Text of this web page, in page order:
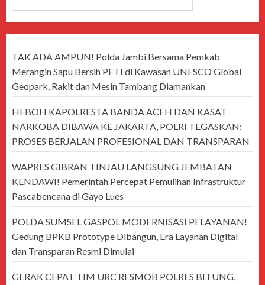
TAK ADA AMPUN! Polda Jambi Bersama Pemkab
Merangin Sapu Bersih PETI di Kawasan UNESCO Global
Geopark, Rakit dan Mesin Tambang Diamankan
HEBOH KAPOLRESTA BANDA ACEH DAN KASAT
NARKOBA DIBAWA KE JAKARTA, POLRI TEGASKAN:
PROSES BERJALAN PROFESIONAL DAN TRANSPARAN
WAPRES GIBRAN TINJAU LANGSUNG JEMBATAN
KENDAWI! Pemerintah Percepat Pemulihan Infrastruktur
Pascabencana di Gayo Lues
POLDA SUMSEL GASPOL MODERNISASI PELAYANAN!
Gedung BPKB Prototype Dibangun, Era Layanan Digital
dan Transparan Resmi Dimulai
GERAK CEPAT TIM URC RESMOB POLRES BITUNG,